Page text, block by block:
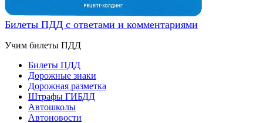
Билеты ПДД с ответами и комментариями
Учим билеты ПДД
Билеты ПДД
Дорожные знаки
Дорожная разметка
Штрафы ГИБДД
Автошколы
Автоновости